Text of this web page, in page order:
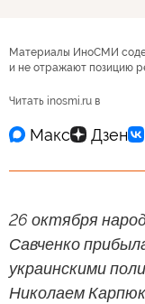
Материалы ИноСМИ
и не отражают позицию
Читать inosmi.ru в
26 октября
Савченко
украинскими
Николаем